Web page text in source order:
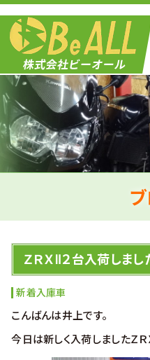
ＺＲＸⅡ２台入荷しました
新着入庫車
こんばんは井上です。
今日は新しく入荷しましたＺ